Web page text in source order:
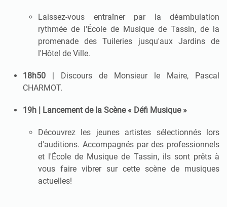
Laissez-vous entraîner par la déambulation
rythmée de l'École de Musique de Tassin, de la
promenade des Tuileries jusqu'aux Jardins de
l'Hôtel de Ville.
18h50 | Discours de Monsieur le Maire, Pascal
CHARMOT.
19h | Lancement de la Scène « Défi Musique »
Découvrez les jeunes artistes sélectionnés lors
d'auditions. Accompagnés par des professionnels
et l'École de Musique de Tassin, ils sont prêts à
vous faire vibrer sur cette scène de musiques
actuelles!